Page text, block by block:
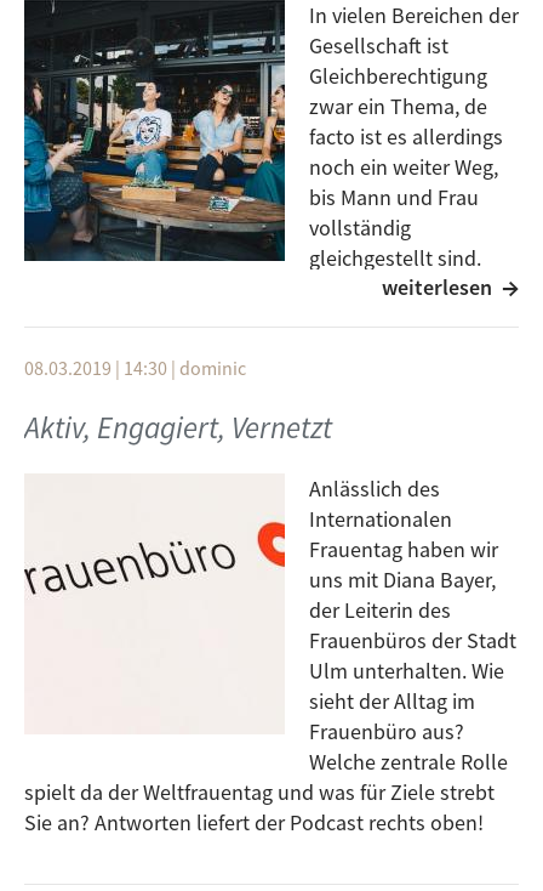
In vielen Bereichen der
Gesellschaft ist
Gleichberechtigung
zwar ein Thema, de
facto ist es allerdings
noch ein weiter Weg,
bis Mann und Frau
vollständig
gleichgestellt sind.
Doch was denken die
Wir haben uns auf den Straßen Ulms umgehört.
weiterlesen
08.03.2019 | 14:30 | dominic
Aktiv, Engagiert, Vernetzt
Anlässlich des
Internationalen
Frauentag haben wir
uns mit Diana Bayer,
der Leiterin des
Frauenbüros der Stadt
Ulm unterhalten. Wie
sieht der Alltag im
Frauenbüro aus?
Welche zentrale Rolle
spielt da der Weltfrauentag und was für Ziele strebt
Sie an? Antworten liefert der Podcast rechts oben!